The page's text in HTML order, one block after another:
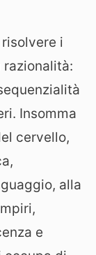
i
Insomma
cervello,
alla
e